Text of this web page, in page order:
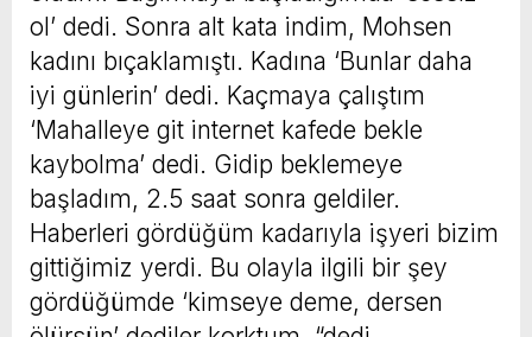
ol’ dedi. Sonra alt kata indim, Mohsen
kadını bıçaklamıştı. Kadına ‘Bunlar daha
iyi günlerin’ dedi. Kaçmaya çalıştım
‘Mahalleye git internet kafede bekle
kaybolma’ dedi. Gidip beklemeye
başladım, 2.5 saat sonra geldiler.
Haberleri gördüğüm kadarıyla işyeri bizim
gittiğimiz yerdi. Bu olayla ilgili bir şey
gördüğümde ‘kimseye deme, dersen